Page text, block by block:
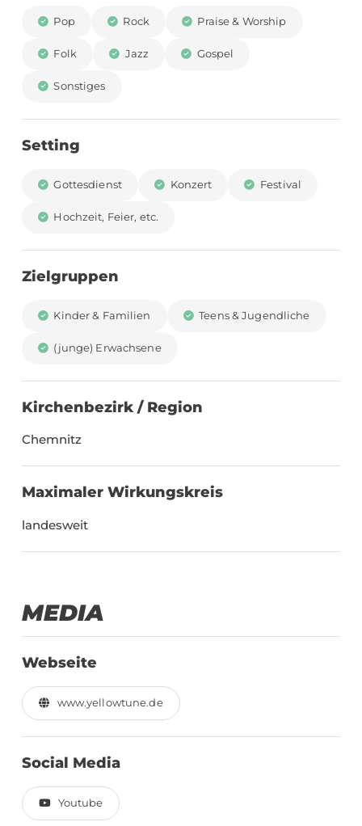
Pop Rock Praise & Worship
Folk Jazz Gospel
Sonstiges
Setting
Gottesdienst Konzert Festival
Hochzeit, Feier, etc.
Zielgruppen
Kinder & Familien Teens & Jugendliche
(junge) Erwachsene
Kirchenbezirk / Region
Chemnitz
Maximaler Wirkungskreis
landesweit
MEDIA
Webseite
www.yellowtune.de
Social Media
Youtube